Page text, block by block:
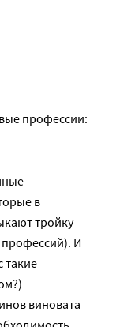
профессии:
в
тройку
профессий). И
такие
виновата